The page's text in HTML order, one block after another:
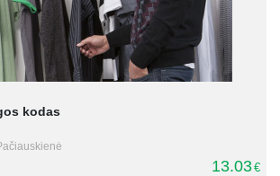
kodas
13.03€